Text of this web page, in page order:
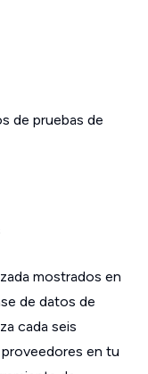
de pruebas de
mostrados en
de datos de
cada seis
proveedores en tu